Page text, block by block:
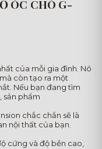
ÓC CHÓ G-
của mỗi gia đình. Nó
còn tạo ra một
Nếu bạn đang tìm
sản phẩm
chắc chắn sẽ là
nội thất của bạn.
cứng và độ bền cao,